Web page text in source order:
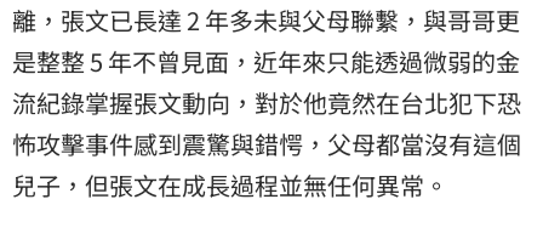
離，張文已長達 2 年多未與父母聯繫，與哥哥更
是整整 5 年不曾見面，近年來只能透過微弱的金
流紀錄掌握張文動向，對於他竟然在台北犯下恐
怖攻擊事件感到震驚與錯愕，父母都當沒有這個
兒子，但張文在成長過程並無任何異常。